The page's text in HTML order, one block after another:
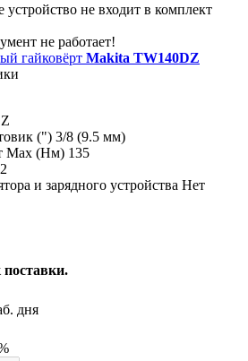
устройство не входит в комплект
не работает!
гайковёрт Makita TW140DZ
(") 3/8 (9.5 мм)
Max (Нм) 135
и зарядного устройства Нет
дня